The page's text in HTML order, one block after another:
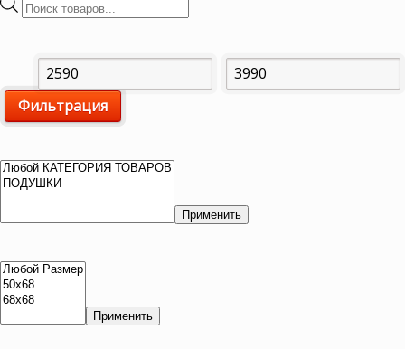
Поиск
Минимальная
цена
Максимальная
Фильтрация
Применить
Применить